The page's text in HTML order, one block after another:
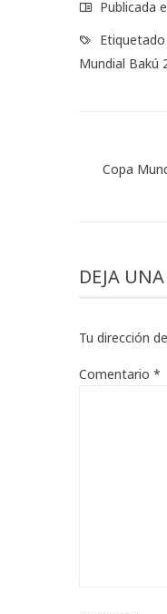
Publicada
Mundial Bakú
Copa
DEJA
Tu dirección
Comentario *